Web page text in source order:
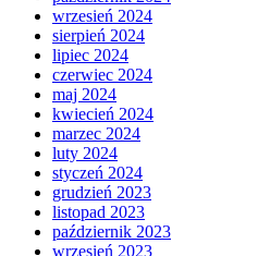
wrzesień 2024
sierpień 2024
lipiec 2024
czerwiec 2024
maj 2024
kwiecień 2024
marzec 2024
luty 2024
styczeń 2024
grudzień 2023
listopad 2023
październik 2023
wrzesień 2023